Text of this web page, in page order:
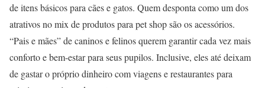
de itens básicos para cães e gatos. Quem desponta como um dos
atrativos no mix de produtos para pet shop são os acessórios.
“Pais e mães” de caninos e felinos querem garantir cada vez mais
conforto e bem-estar para seus pupilos. Inclusive, eles até deixam
de gastar o próprio dinheiro com viagens e restaurantes para